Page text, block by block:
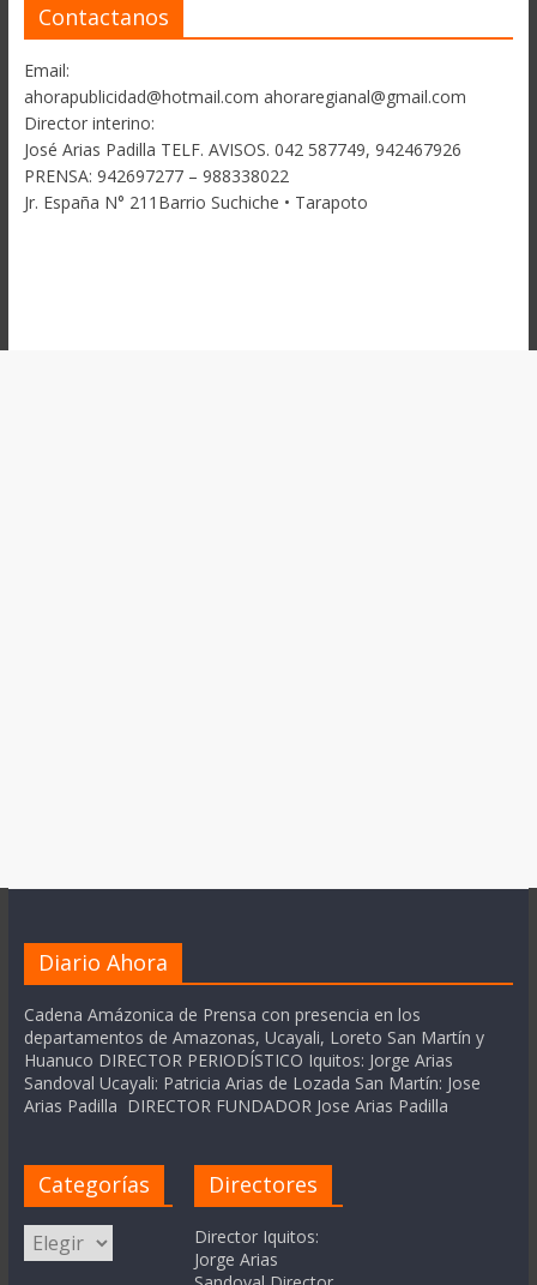
Contactanos
Email:
ahorapublicidad@hotmail.com ahoraregianal@gmail.com
Director interino:
José Arias Padilla TELF. AVISOS. 042 587749, 942467926
PRENSA: 942697277 – 988338022
Jr. España N° 211Barrio Suchiche • Tarapoto
Diario Ahora
Cadena Amázonica de Prensa con presencia en los
departamentos de Amazonas, Ucayali, Loreto San Martín y
Huanuco DIRECTOR PERIODÍSTICO Iquitos: Jorge Arias
Sandoval Ucayali: Patricia Arias de Lozada San Martín: Jose
Arias Padilla DIRECTOR FUNDADOR Jose Arias Padilla
Categorías
Categorías
Directores
Director Iquitos:
Jorge Arias